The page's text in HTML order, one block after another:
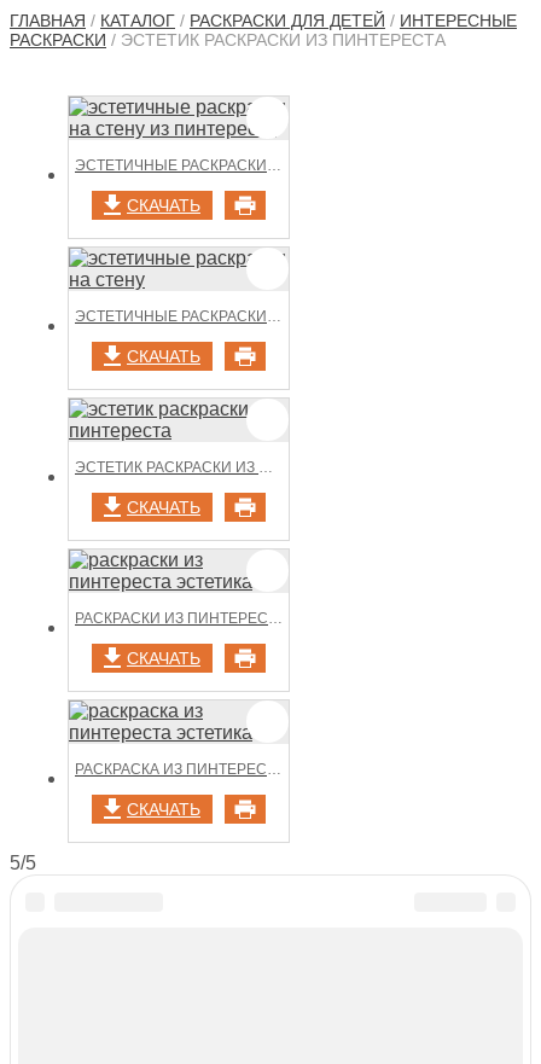
ГЛАВНАЯ / КАТАЛОГ / РАСКРАСКИ ДЛЯ ДЕТЕЙ / ИНТЕРЕСНЫЕ
РАСКРАСКИ / ЭСТЕТИК РАСКРАСКИ ИЗ ПИНТЕРЕСТА
ЭСТЕТИЧНЫЕ РАСКРАСКИ НА СТЕНУ ИЗ ПИНТЕРЕСТА
СКАЧАТЬ
ЭСТЕТИЧНЫЕ РАСКРАСКИ НА СТЕНУ
СКАЧАТЬ
ЭСТЕТИК РАСКРАСКИ ИЗ ПИНТЕРЕСТА
СКАЧАТЬ
РАСКРАСКИ ИЗ ПИНТЕРЕСТА ЭСТЕТИКА
СКАЧАТЬ
РАСКРАСКА ИЗ ПИНТЕРЕСТА ЭСТЕТИКА
СКАЧАТЬ
5/5